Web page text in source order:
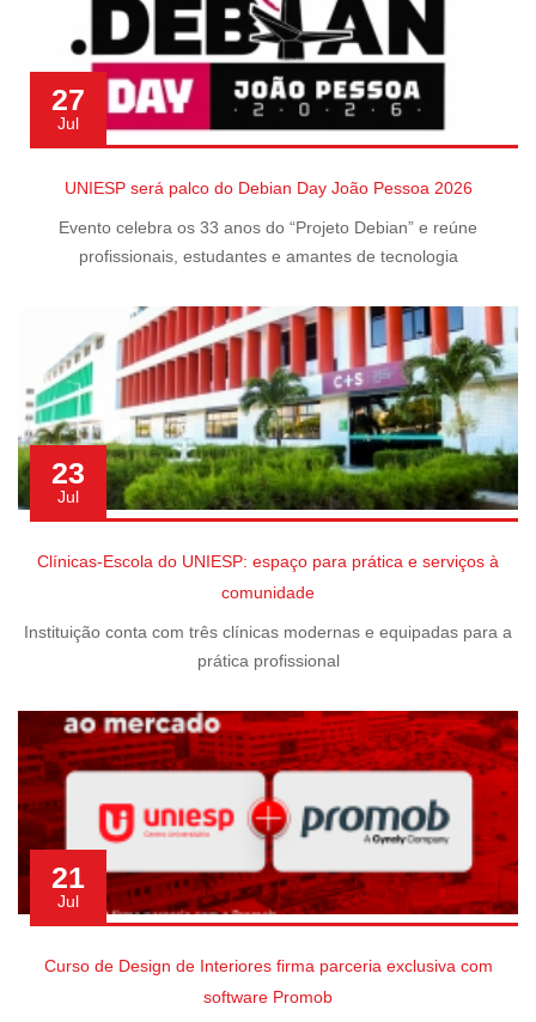
27
Jul
UNIESP será palco do Debian Day João Pessoa 2026
Evento celebra os 33 anos do “Projeto Debian” e reúne
profissionais, estudantes e amantes de tecnologia
23
Jul
Clínicas-Escola do UNIESP: espaço para prática e serviços à
comunidade
Instituição conta com três clínicas modernas e equipadas para a
prática profissional
21
Jul
Curso de Design de Interiores firma parceria exclusiva com
software Promob